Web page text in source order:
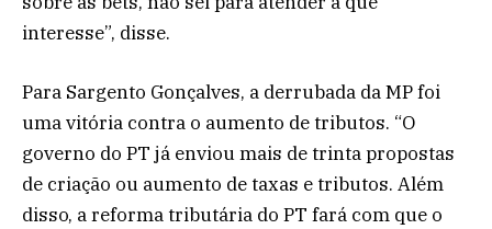
interesse”, disse.
Para Sargento Gonçalves, a derrubada da MP foi
uma vitória contra o aumento de tributos. “O
governo do PT já enviou mais de trinta propostas
de criação ou aumento de taxas e tributos. Além
disso, a reforma tributária do PT fará com que o